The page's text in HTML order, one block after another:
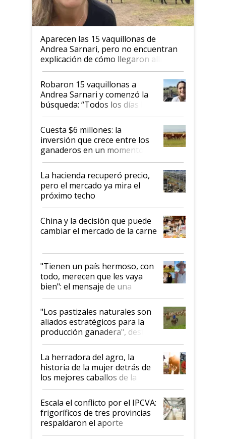
Aparecen las 15 vaquillonas de
Andrea Sarnari, pero no encuentran
explicación de cómo llegaron allí
Robaron 15 vaquillonas a
Andrea Sarnari y comenzó la
búsqueda: “Todos los días le
toca a algún productor”
Cuesta $6 millones: la
inversión que crece entre los
ganaderos en un momento
histórico para la actividad
La hacienda recuperó precio,
pero el mercado ya mira el
próximo techo
China y la decisión que puede
cambiar el mercado de la carne
"Tienen un país hermoso, con
todo, merecen que les vaya
bien": el mensaje de una
ganadera uruguaya sobre las
oportunidades que se abren
para el agro en Argentina, con
foco en la carne
"Los pastizales naturales son
aliados estratégicos para la
producción ganadera", destaca
la iniciativa que ya reúne a 46
establecimientos en Argentina
La herradora del agro, la
historia de la mujer detrás de
los mejores caballos de la
Argentina y los mitos que
todavía hacen sufrir a estos
animales: "Mientras me
descalificaban, yo seguí
haciendo currículum"
Escala el conflicto por el IPCVA:
frigoríficos de tres provincias
respaldaron el aporte
obligatorio